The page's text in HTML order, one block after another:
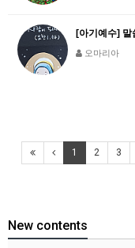
[아기예수] 말
오마리아
1 2 3
New contents